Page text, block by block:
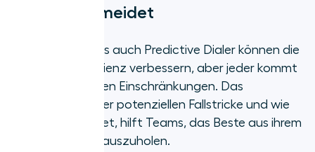
man sie vermeidet
Sowohl Power als auch Predictive Dialer können die
Outbound-Effizienz verbessern, aber jeder kommt
mit seinen eigenen Einschränkungen. Das
Verständnis dieser potenziellen Fallstricke und wie
man sie vermeidet, hilft Teams, das Beste aus ihrem
Dialer-Setup herauszuholen.